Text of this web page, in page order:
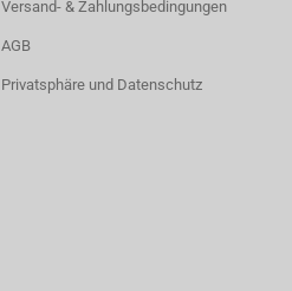
Versand- & Zahlungsbedingungen
AGB
Privatsphäre und Datenschutz